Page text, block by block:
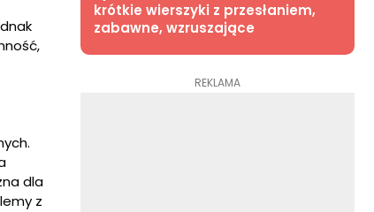
dla
z
krótkie wierszyki z przesłaniem,
zabawne, wzruszające
REKLAMA